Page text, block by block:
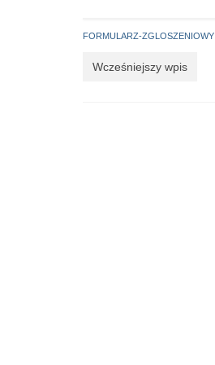
FORMULARZ-ZGLOSZENIOWY
Wcześniejszy wpis